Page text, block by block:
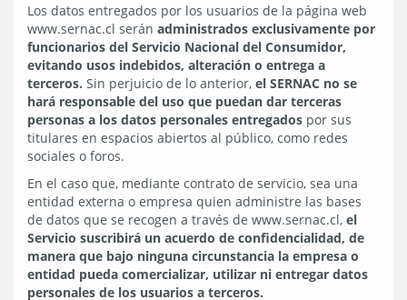
Los datos entregados por los usuarios de la página web
www.sernac.cl serán administrados exclusivamente por
funcionarios del Servicio Nacional del Consumidor,
evitando usos indebidos, alteración o entrega a
terceros. Sin perjuicio de lo anterior, el SERNAC no se
hará responsable del uso que puedan dar terceras
personas a los datos personales entregados por sus
titulares en espacios abiertos al público, como redes
sociales o foros.
En el caso que, mediante contrato de servicio, sea una
entidad externa o empresa quien administre las bases
de datos que se recogen a través de www.sernac.cl, el
Servicio suscribirá un acuerdo de confidencialidad, de
manera que bajo ninguna circunstancia la empresa o
entidad pueda comercializar, utilizar ni entregar datos
personales de los usuarios a terceros.